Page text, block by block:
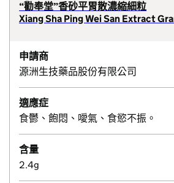
“勸奉堂”香砂平胃散濃縮細粒
Xiang Sha Ping Wei San Extract
申請商
源洲生技藥品股份有限公司
適應症
食鬱、飽悶、噯氣、食慾不振。
含量
2.4g